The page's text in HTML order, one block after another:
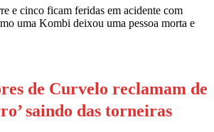
e cinco ficam feridas em acidente com
uma Kombi deixou uma pessoa morta e
de Curvelo reclamam de
saindo das torneiras